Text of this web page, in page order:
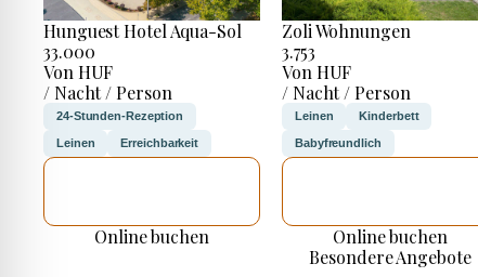
Hunguest Hotel Aqua-Sol
33.000
Von HUF
/ Nacht / Person
24-Stunden-Rezeption
Leinen Erreichbarkeit
Online buchen
Zoli Wohnungen
3.753
Von HUF
/ Nacht / Person
Leinen Kinderbett
Babyfreundlich
Online buchen
Besondere Angebote